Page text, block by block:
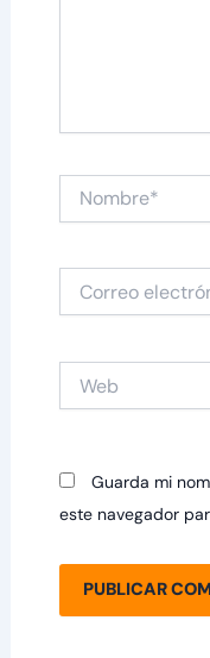
Nombre*
electrónico*
Guarda mi
este navegador